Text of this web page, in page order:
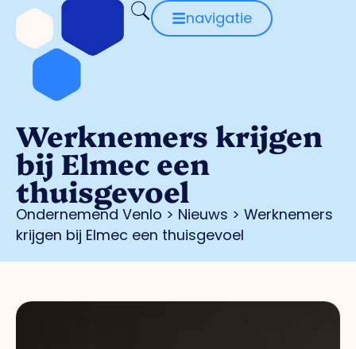
navigatie
Werknemers krijgen
bij Elmec een
thuisgevoel
Ondernemend Venlo > Nieuws > Werknemers
krijgen bij Elmec een thuisgevoel